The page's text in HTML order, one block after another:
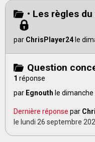
• Les règles
par ChrisPlayer24 le
Question
1 réponse
par Egnouth le
Dernière réponse par
le lundi 26 septembre